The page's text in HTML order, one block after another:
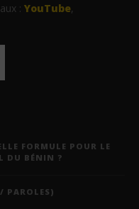
: YouTube,
FORMULE POUR LE
DU BÉNIN ?
PAROLES)